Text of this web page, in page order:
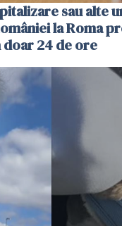
sau alte
la Roma
24 de ore